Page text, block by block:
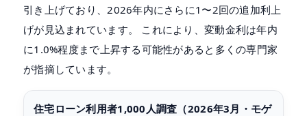
引き上げており、2026年内にさらに1〜2回の追加利上
げが見込まれています。 これにより、変動金利は年内
に1.0%程度まで上昇する可能性があると多くの専門家
が指摘しています。
住宅ローン利用者1,000人調査（2026年3月・モゲ